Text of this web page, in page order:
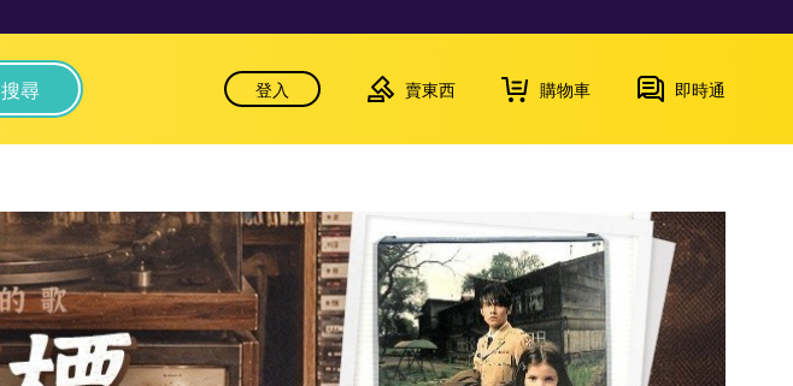
搜尋 登入 賣東西 購物車 即時通